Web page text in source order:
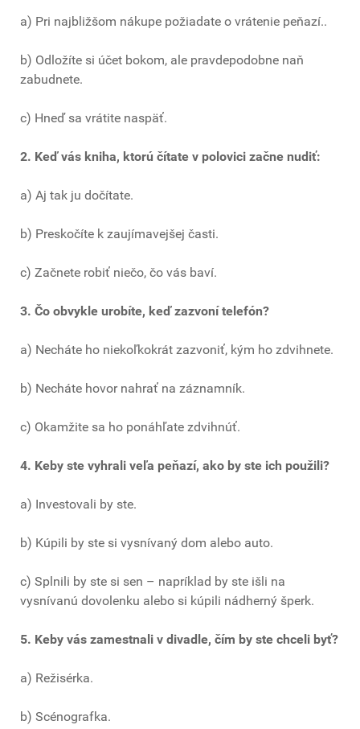
a) Pri najbližšom nákupe požiadate o vrátenie peňazí..
b) Odložíte si účet bokom, ale pravdepodobne naň
zabudnete.
c) Hneď sa vrátite naspäť.
2. Keď vás kniha, ktorú čítate v polovici začne nudiť:
a) Aj tak ju dočítate.
b) Preskočíte k zaujímavejšej časti.
c) Začnete robiť niečo, čo vás baví.
3. Čo obvykle urobíte, keď zazvoní telefón?
a) Necháte ho niekoľkokrát zazvoniť, kým ho zdvihnete.
b) Necháte hovor nahrať na záznamník.
c) Okamžite sa ho ponáhľate zdvihnúť.
4. Keby ste vyhrali veľa peňazí, ako by ste ich použili?
a) Investovali by ste.
b) Kúpili by ste si vysnívaný dom alebo auto.
c) Splnili by ste si sen – napríklad by ste išli na
vysnívanú dovolenku alebo si kúpili nádherný šperk.
5. Keby vás zamestnali v divadle, čím by ste chceli byť?
a) Režisérka.
b) Scénografka.